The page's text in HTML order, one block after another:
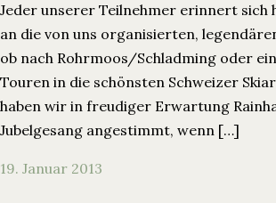
Jeder unserer Teilnehmer erinnert sich
an die von uns organisierten,
ob nach Rohrmoos/Schladming oder
Touren in die schönsten Schweizer
haben wir in freudiger Erwartung
Jubelgesang angestimmt, wenn […]
19. Januar 2013